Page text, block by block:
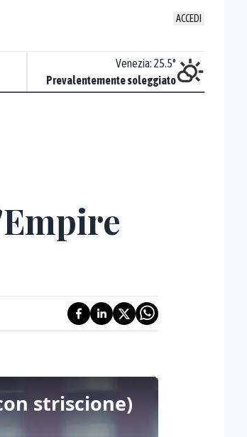
ACCEDI
Venezia: 25.5°
Prevalentemente soleggiato
striscione)